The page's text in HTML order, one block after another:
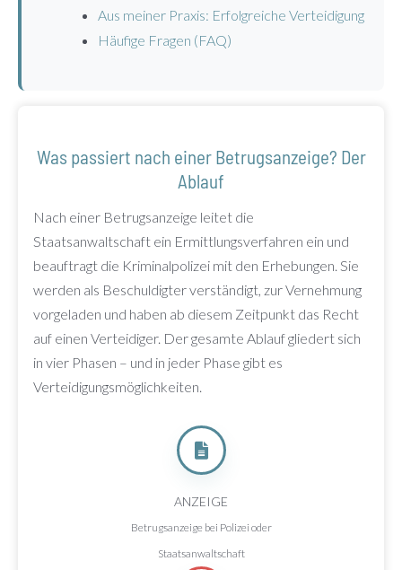
Aus meiner Praxis: Erfolgreiche Verteidigung
Häufige Fragen (FAQ)
Was passiert nach einer Betrugsanzeige? Der
Ablauf
Nach einer Betrugsanzeige leitet die
Staatsanwaltschaft ein Ermittlungsverfahren ein und
beauftragt die Kriminalpolizei mit den Erhebungen. Sie
werden als Beschuldigter verständigt, zur Vernehmung
vorgeladen und haben ab diesem Zeitpunkt das Recht
auf einen Verteidiger. Der gesamte Ablauf gliedert sich
in vier Phasen – und in jeder Phase gibt es
Verteidigungsmöglichkeiten.
ANZEIGE
Betrugsanzeige bei Polizei oder
Staatsanwaltschaft